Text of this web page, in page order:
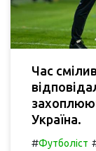
Час
Україна.
#Футболіст